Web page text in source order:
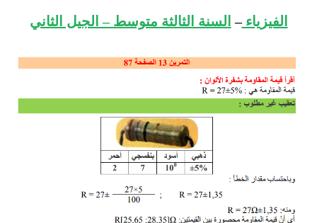
الفيزياء– السنة الثالثة متوسط – الجيل الثاني